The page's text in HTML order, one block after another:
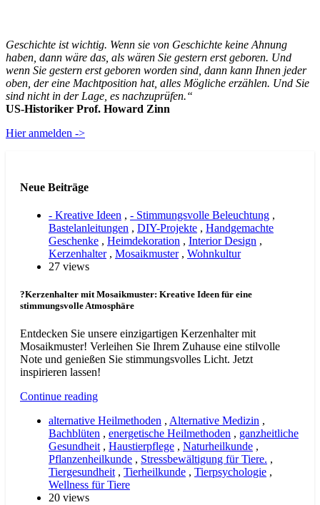
Geschichte ist wichtig. Wenn sie von Geschichte keine Ahnung
haben, dann wäre das, als wären Sie gestern erst geboren. Und
wenn Sie gestern erst geboren worden sind, dann kann Ihnen jeder
oben, der eine Machtposition hat, alles Mögliche erzählen. Und Sie
sind nicht in der Lage, es nachzuprüfen.“
US-Historiker Prof. Howard Zinn
Hier anmelden ->
Neue Beiträge
- Kreative Ideen , - Stimmungsvolle Beleuchtung ,
Bastelanleitungen , DIY-Projekte , Handgemachte
Geschenke , Heimdekoration , Interior Design ,
Kerzenhalter, Mosaikmuster, Wohnkultur
27 views
?Kerzenhalter mit Mosaikmuster: Kreative Ideen für eine
stimmungsvolle Atmosphäre
Entdecken Sie unsere einzigartigen Kerzenhalter mit
Mosaikmuster! Verleihen Sie Ihrem Zuhause eine stilvolle
Note und genießen Sie stimmungsvolles Licht. Jetzt
inspirieren lassen!
Continue reading
alternative Heilmethoden , Alternative Medizin ,
Bachblüten , energetische Heilmethoden , ganzheitliche
Gesundheit , Haustierpflege , Naturheilkunde ,
Pflanzenheilkunde , Stressbewältigung für Tiere. ,
Tiergesundheit , Tierheilkunde , Tierpsychologie ,
Wellness für Tiere
20 views